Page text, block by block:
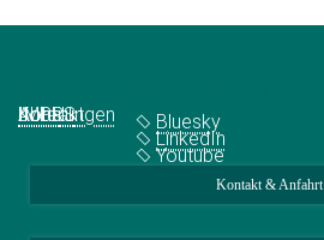
Abteilungen
IMPRS
Jobs
Kontakt
Bluesky
LinkedIn
Youtube
Kontakt & Anfahrt